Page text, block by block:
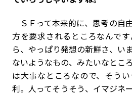
ＳＦって本来的に、思考の自
方を要求されるところなんで
ら、やっぱり発想の新鮮さ、い
ないようなもの、みたいなとこ
は大事なところなので、そう
利。人ってそうそう、イマジネ